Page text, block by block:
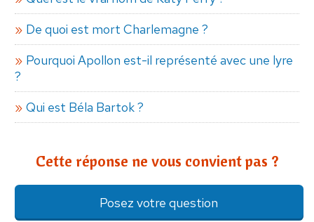
De quoi est mort Charlemagne ?
Pourquoi Apollon est-il représenté avec une lyre
?
Qui est Béla Bartok ?
Cette réponse ne vous convient pas ?
Posez votre question